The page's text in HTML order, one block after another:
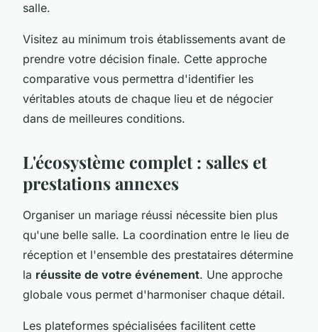
salle.
Visitez au minimum trois établissements avant de
prendre votre décision finale. Cette approche
comparative vous permettra d'identifier les
véritables atouts de chaque lieu et de négocier
dans de meilleures conditions.
L'écosystème complet : salles et
prestations annexes
Organiser un mariage réussi nécessite bien plus
qu'une belle salle. La coordination entre le lieu de
réception et l'ensemble des prestataires détermine
la réussite de votre événement. Une approche
globale vous permet d'harmoniser chaque détail.
Les plateformes spécialisées facilitent cette